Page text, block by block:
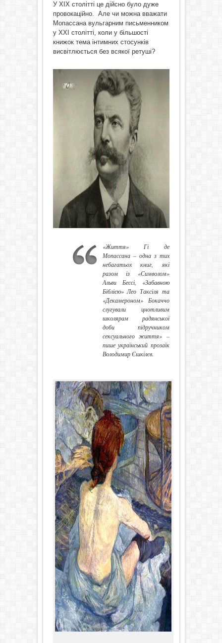
У ХІХ столітті це дійсно було дуже
провокаційно. Але чи можна вважати
Мопассана вульгарним письменником
у ХХІ столітті, коли у більшості
книжок тема інтимних стосунків
висвітлюється без всякої ретуші?
«Життя» Гі де
Мопассана – одна з тих
небагатьох книг, які
разом із «Символом»
Альви Бессі, «Забавною
Біблією» Лео Таксіля та
«Декамероном» Бокаччо
слугували цнотливим
школярам радянської
доби підручником
сексуального життя» –
пише український прозаїк
Володимир Єшкілєв.